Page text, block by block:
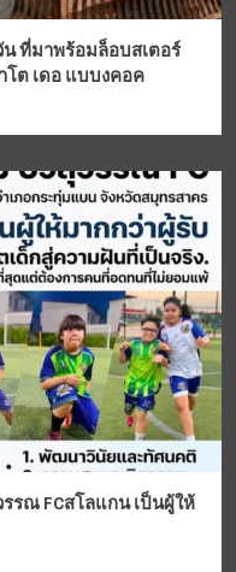
ที่มาพร้อมล็อบสเตอร์
โต เดอ แบบงคอค
รณ FCสโลแกน เป็นผู้ให้